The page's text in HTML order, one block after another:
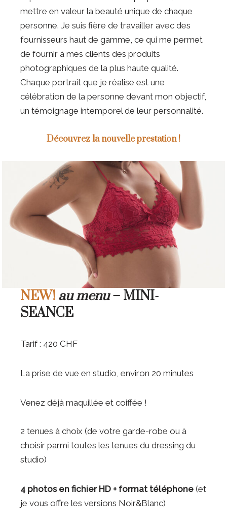
mettre en valeur la beauté unique de chaque
personne. Je suis fière de travailler avec des
fournisseurs haut de gamme, ce qui me permet
de fournir à mes clients des produits
photographiques de la plus haute qualité.
Chaque portrait que je réalise est une
célébration de la personne devant mon objectif,
un témoignage intemporel de leur personnalité.
Découvrez la nouvelle prestation !
NEW! au menu– MINI-
SEANCE
Tarif : 420 CHF
La prise de vue en studio, environ 20 minutes
Venez déjà maquillée et coiffée !
2 tenues à choix (de votre garde-robe ou à
choisir parmi toutes les tenues du dressing du
studio)
4 photos en fichier HD + format téléphone (et
je vous offre les versions Noir&Blanc)